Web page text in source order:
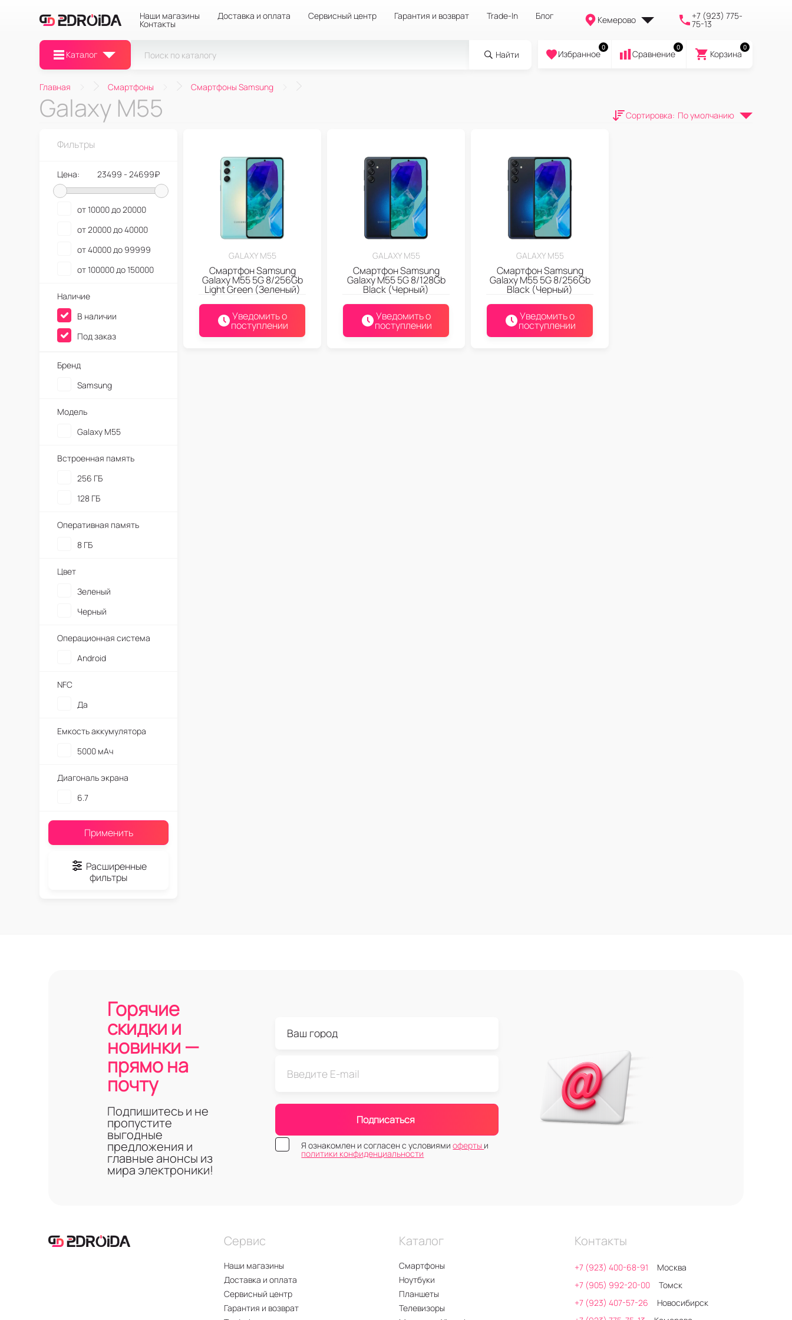
Наши магазины Доставка и оплата Сервисный центр Гарантия и возврат Trade-In Блог
Контакты Кемерово +7 (923) 775-
75-13
Каталог Найти
0
Избранное
0
Cравнение
0
Корзина
Главная Смартфоны Смартфоны Samsung
Galaxy M55 Сортировка: По умолчанию
GALAXY M55
Смартфон Samsung
Galaxy M55 5G 8/256Gb
Light Green (Зеленый)
Уведомить о
поступлении
GALAXY M55
Смартфон Samsung
Galaxy M55 5G 8/128Gb
Black (Черный)
Уведомить о
поступлении
GALAXY M55
Смартфон Samsung
Galaxy M55 5G 8/256Gb
Black (Черный)
Уведомить о
поступлении
Фильтры
Цена: 23499 - 24699₽
от 10000 до 20000
от 20000 до 40000
от 40000 до 99999
от 100000 до 150000
Наличие
В наличии
Под заказ
Бренд
Samsung
Модель
Galaxy M55
Встроенная память
256 ГБ
128 ГБ
Оперативная память
8 ГБ
Цвет
Зеленый
Черный
Операционная система
Android
NFC
Да
Емкость аккумулятора
5000 мАч
Диагональ экрана
6.7
Применить
Расширенные
фильтры
Горячие
скидки и
новинки —
прямо на
почту
Подпишитесь и не
пропустите
выгодные
предложения и
главные анонсы из
мира электроники!
Подписаться
Я ознакомлен и согласен с условиямиоферты и
политики конфиденциальности
Сервис
Наши магазины
Доставка и оплата
Сервисный центр
Гарантия и возврат
Каталог
Смартфоны
Ноутбуки
Планшеты
Телевизоры
Контакты
+7 (923) 400-68-91
Москва
+7 (905) 992-20-00
Томск
+7 (923) 407-57-26
Новосибирск